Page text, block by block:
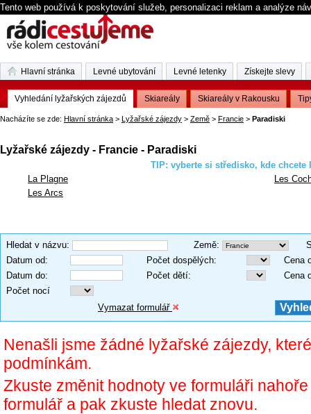
Tento web používá k poskytování služeb, personalizaci reklam a analýze
Nacházíte se zde: Hlavní stránka > Lyžařské zájezdy > Země > Francie > Paradiski
Lyžařské zájezdy - Francie - Paradiski
TIP: vyberte si středisko, kde chcete
La Plagne
Les Arcs
Les
Hledat v názvu: Země:
Datum od: Počet dospělých:
Cena
Datum do: Počet dětí:
Cena
Počet nocí
Vymazat formulář
Nenašli jsme žádné lyžařské zájezdy,
podmínkám.
Zkuste změnit hodnoty ve formuláři
formulář a pak zkuste hledat znovu.
Hlavní stránka Levné ubytování Levné letenky Získejte slevy
Vyhledání lyžařských zájezdů Skiareály Skiareály v Rakousku